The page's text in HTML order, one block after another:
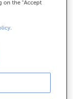
divisa.
on the "Accept